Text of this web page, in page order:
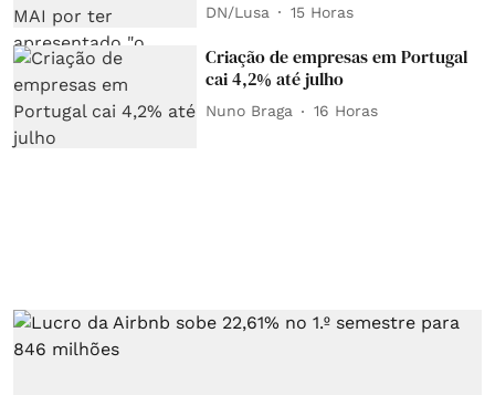
DN/Lusa 15 Horas
Criação de empresas em Portugal
cai 4,2% até julho
Nuno Braga 16 Horas